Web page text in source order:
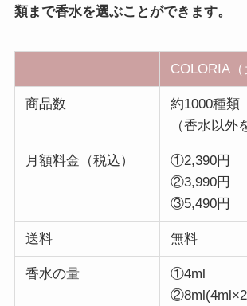
類まで香水を選ぶことができます。
COLORIA（
商品数
約1000種類
（香水以外
月額料金（税込） ①2,390円
②3,990円
③5,490円
送料 無料
香水の量
①4ml